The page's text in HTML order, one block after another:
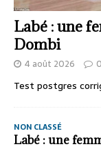
Labé : une
Dombi
4 août 2026 0
Test postgres
NON CLASSÉ
Labé : une